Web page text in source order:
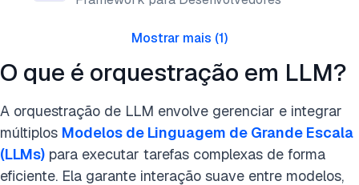
Mostrar mais (1)
O que é orquestração em LLM?
A orquestração de LLM envolve gerenciar e integrar
múltiplos Modelos de Linguagem de Grande Escala
(LLMs) para executar tarefas complexas de forma
eficiente. Ela garante interação suave entre modelos,